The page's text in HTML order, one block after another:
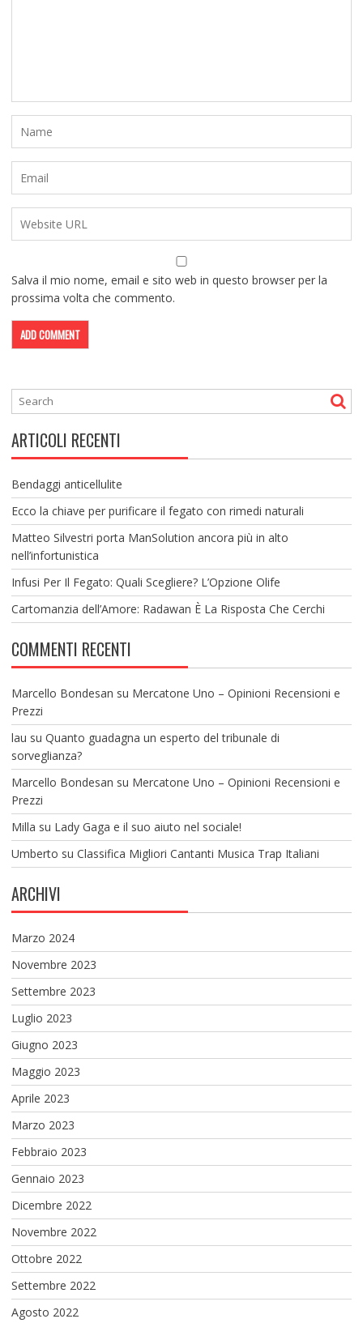
Salva il mio nome, email e sito web in questo browser per la
prossima volta che commento.
ARTICOLI RECENTI
Bendaggi anticellulite
Ecco la chiave per purificare il fegato con rimedi naturali
Matteo Silvestri porta ManSolution ancora più in alto
nell’infortunistica
Infusi Per Il Fegato: Quali Scegliere? L’Opzione Olife
Cartomanzia dell’Amore: Radawan È La Risposta Che Cerchi
COMMENTI RECENTI
Marcello Bondesan su Mercatone Uno – Opinioni Recensioni e
Prezzi
lau su Quanto guadagna un esperto del tribunale di
sorveglianza?
Marcello Bondesan su Mercatone Uno – Opinioni Recensioni e
Prezzi
Milla su Lady Gaga e il suo aiuto nel sociale!
Umberto su Classifica Migliori Cantanti Musica Trap Italiani
ARCHIVI
Marzo 2024
Novembre 2023
Settembre 2023
Luglio 2023
Giugno 2023
Maggio 2023
Aprile 2023
Marzo 2023
Febbraio 2023
Gennaio 2023
Dicembre 2022
Novembre 2022
Ottobre 2022
Settembre 2022
Agosto 2022